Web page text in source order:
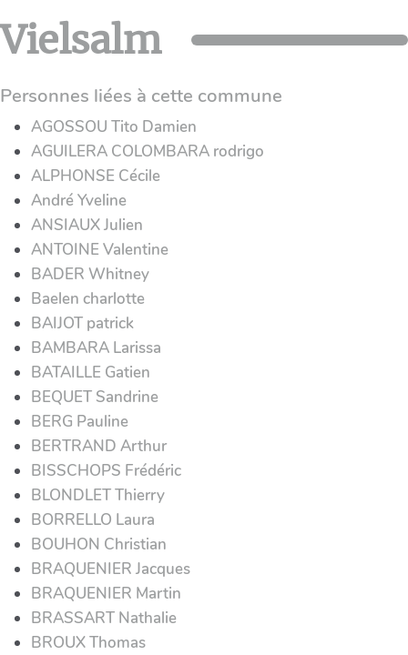
Vielsalm
Personnes liées à cette commune
AGOSSOU Tito Damien
AGUILERA COLOMBARA rodrigo
ALPHONSE Cécile
André Yveline
ANSIAUX Julien
ANTOINE Valentine
BADER Whitney
Baelen charlotte
BAIJOT patrick
BAMBARA Larissa
BATAILLE Gatien
BEQUET Sandrine
BERG Pauline
BERTRAND Arthur
BISSCHOPS Frédéric
BLONDLET Thierry
BORRELLO Laura
BOUHON Christian
BRAQUENIER Jacques
BRAQUENIER Martin
BRASSART Nathalie
BROUX Thomas